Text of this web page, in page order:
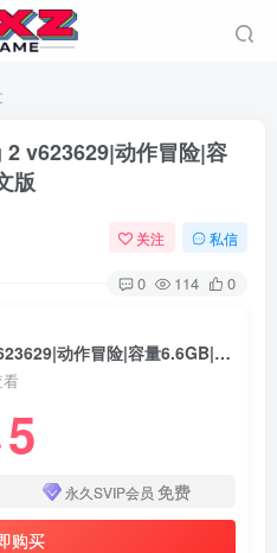
v623629|动作冒险|容
版
关注 私信
0 114 0
丧尸围城2/Dead Rising 2 v623629|动作冒险|容量6.6GB|免安装绿色中文版
看
5
永久SVIP会员 免费
购买